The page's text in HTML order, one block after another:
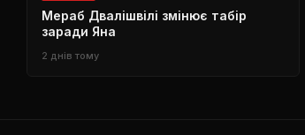
Мераб Двалішвілі змінює табір
заради Яна
2 днів тому